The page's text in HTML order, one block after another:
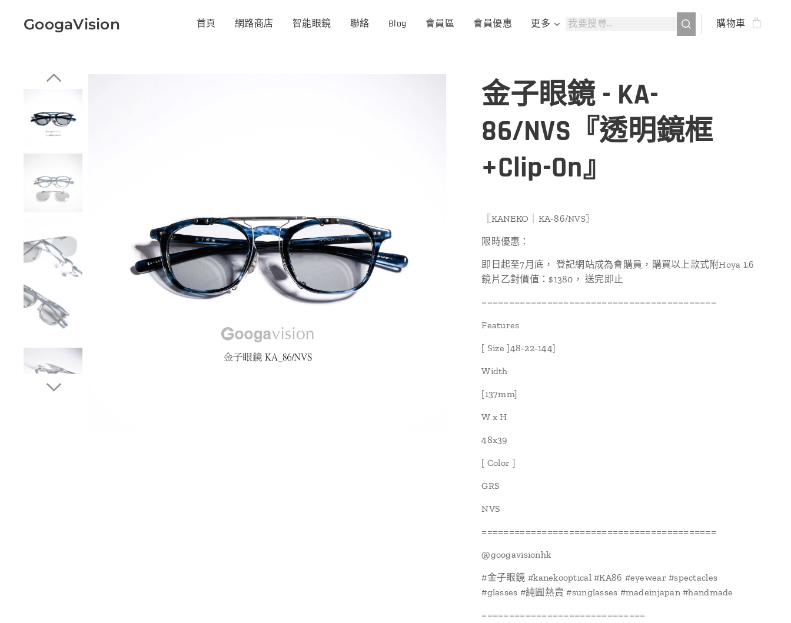
GoogaVision 首頁 網路商店 智能眼鏡 聯絡 Blog 會員區 會員優惠 更多 購物車
金子眼鏡 - KA-
86/NVS『透明鏡框
+Clip-On』
〖KANEKO｜KA-86/NVS〗
限時優惠：
即日起至7月底， 登記網站成為會購員，購買以上款式附Hoya 1.6
鏡片乙對價值：$1380， 送完即止
===========================================
Features
[ Size ]48-22-144]
Width
[137mm]
W x H
48x39
[ Color ]
GRS
NVS
===========================================
@‌googavisionhk
#金子眼鏡 #kanekooptical #KA86 #eyewear #spectacles
#glasses #純圓熱賣 #sunglasses #madeinjapan #handmade
==============================